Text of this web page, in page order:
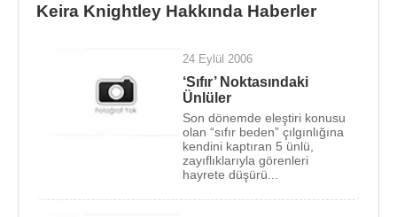
Büyük ses getiren,1999yapımıStar Wars:
'nın "yem dublörü" olana kadar birçok
televizyon filminde rol aldı. Bu film sırasında
rolünde oynayan
benzerliğiyle dikkatleri çekti.
1999'da yeniden çevrilmeye başlanan Yıldız
Keira Knightley Hakkında Haberler
24 Eylül 2006
‘Sıfır’ Noktasındaki
Ünlüler
Son dönemde eleştiri konusu
olan “sıfır beden” çılgınlığına
kendini kaptıran 5 ünlü,
zayıflıklarıyla görenleri
hayrete düşürü...